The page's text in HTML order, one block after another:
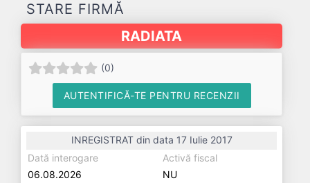
STARE FIRMĂ
RADIATA
(0)
AUTENTIFICĂ-TE PENTRU RECENZII
INREGISTRAT din data 17 Iulie 2017
Dată interogare
06.08.2026
Activă fiscal
NU